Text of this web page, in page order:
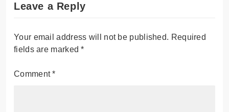
Leave a Reply
Your email address will not be published. Required
fields are marked*
Comment*